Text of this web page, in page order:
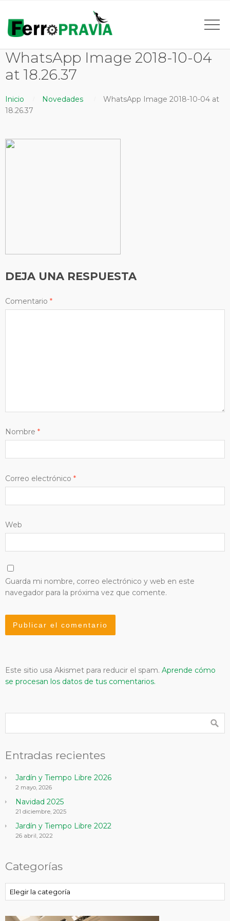
WhatsApp Image 2018-10-04
at 18.26.37
Inicio Novedades
WhatsApp Image 2018-10-04 at
18.26.37
DEJA UNA RESPUESTA
Comentario *
Nombre *
Correo electrónico *
Web
Guarda mi nombre, correo electrónico y web en este
navegador para la próxima vez que comente.
Este sitio usa Akismet para reducir el spam. Aprende cómo
se procesan los datos de tus comentarios.
Entradas recientes
Jardín y Tiempo Libre 2026
2 mayo, 2026
Navidad 2025
21 diciembre, 2025
Jardín y Tiempo Libre 2022
26 abril, 2022
Categorías
Categorías